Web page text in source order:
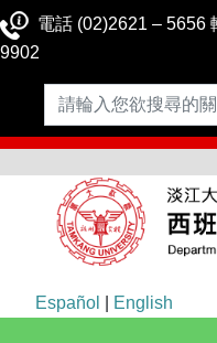
電話 (02)2621 –
9902
Español English